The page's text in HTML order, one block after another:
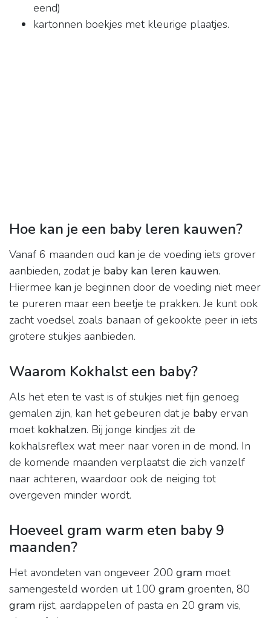
eend)
kartonnen boekjes met kleurige plaatjes.
Hoe kan je een baby leren kauwen?
Vanaf 6 maanden oud kan je de voeding iets grover
aanbieden, zodat je baby kan leren kauwen.
Hiermee kan je beginnen door de voeding niet meer
te pureren maar een beetje te prakken. Je kunt ook
zacht voedsel zoals banaan of gekookte peer in iets
grotere stukjes aanbieden.
Waarom Kokhalst een baby?
Als het eten te vast is of stukjes niet fijn genoeg
gemalen zijn, kan het gebeuren dat je baby ervan
moet kokhalzen. Bij jonge kindjes zit de
kokhalsreflex wat meer naar voren in de mond. In
de komende maanden verplaatst die zich vanzelf
naar achteren, waardoor ook de neiging tot
overgeven minder wordt.
Hoeveel gram warm eten baby 9
maanden?
Het avondeten van ongeveer 200 gram moet
samengesteld worden uit 100 gram groenten, 80
gram rijst, aardappelen of pasta en 20 gram vis,